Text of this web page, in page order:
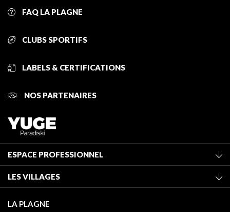
FAQ LA PLAGNE
CLUBS SPORTIFS
LABELS & CERTIFICATIONS
NOS PARTENAIRES
ESPACE PROFESSIONNEL
Classement des meublés
Taxe de séjour
LES VILLAGES
Champagny-en-Vanoise
LA PLAGNE